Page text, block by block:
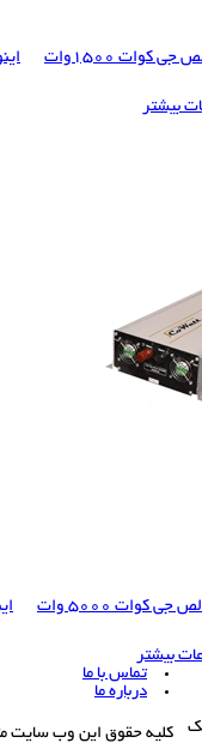
کوات 1500وات
بیشتر
کوات 5000 وات
بیشتر
تماس با ما
درباره ما
کلیه حقوق این وب سایت